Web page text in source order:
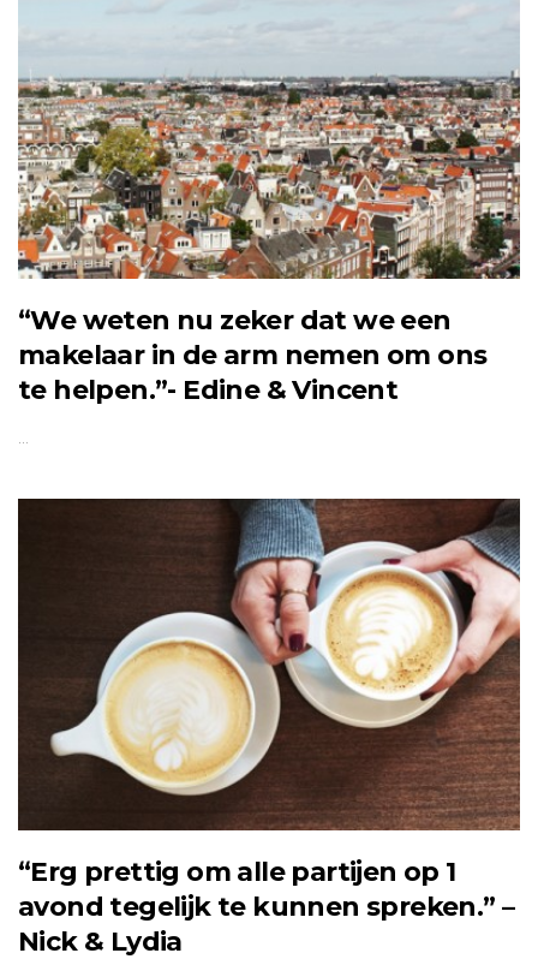
“We weten nu zeker dat we een
makelaar in de arm nemen om ons
te helpen.”- Edine & Vincent
…
“Erg prettig om alle partijen op 1
avond tegelijk te kunnen spreken.” –
Nick & Lydia